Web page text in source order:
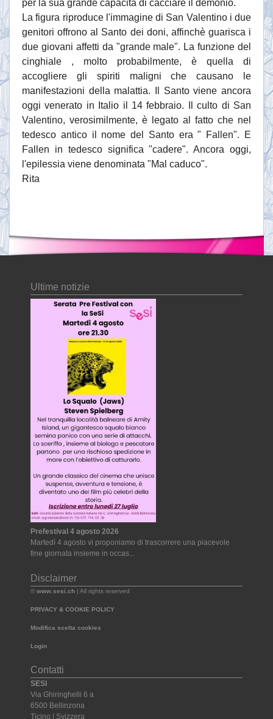
per la sua grande capacità di cacciare il demonio.
La figura riproduce l'immagine di San Valentino i due
genitori offrono al Santo dei doni, affinchè guarisca i
due giovani affetti da "grande male". La funzione del
cinghiale , molto probabilmente, è quella di
accogliere gli spiriti maligni che causano le
manifestazioni della malattia. Il Santo viene ancora
oggi venerato in Italio il 14 febbraio. Il culto di San
Valentino, verosimilmente, è legato al fatto che nel
tedesco antico il nome del Santo era " Fallen". E
Fallen in tedesco significa "cadere". Ancora oggi,
l'epilessia viene denominata "Mal caduco".
Rita
Ultime notizie
Prefestival 4 agosto 2026
Martedì 4 agosto vi proponiamo di trascorrere una piacevole
fine giornata insieme in occas...
Disclaimer
© www.sesi.ch | All rights reserved
PRIVACY & COOKIE POLICY
Modifica scelta cookies
Login
Contatti
SESI
Via Ghiringhelli 6 a
6500 Bellinzona
Ticino | Svizzera